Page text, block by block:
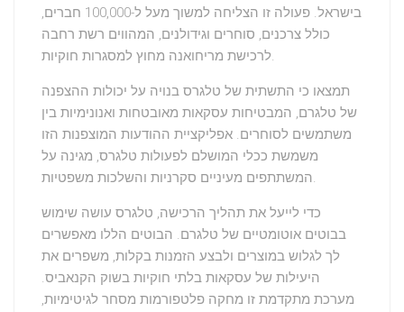
בישראל. פעולה זו הצליחה למשוך מעל ל-100,000 חברים,
כולל צרכנים, סוחרים וגידולנים, המהווים רשת רחבה
לרכישת מריחואנה מחוץ למסגרות חוקיות.
תמצאו כי התשתית של טלגרס בנויה על יכולות ההצפנה
של טלגרם, המבטיחות עסקאות מאובטחות ואנונימיות בין
משתמשים לסוחרים. אפליקציית ההודעות המוצפנות הזו
משמשת ככלי המושלם לפעולות טלגרס, מגינה על
המשתתפים מעיניים סקרניות והשלכות משפטיות.
כדי לייעל את תהליך הרכישה, טלגרס עושה שימוש
בבוטים אוטומטיים של טלגרם. הבוטים הללו מאפשרים
לך לגלוש במוצרים ולבצע הזמנות בקלות, משפרים את
היעילות של עסקאות בלתי חוקיות בשוק הקנאביס.
מערכת מתקדמת זו מחקה פלטפורמות מסחר לגיטימיות,